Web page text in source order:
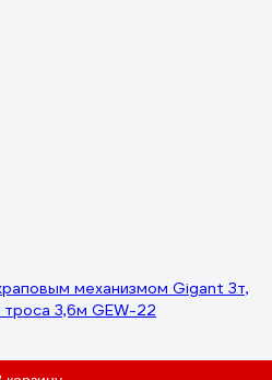
механизмом Gigant 3т,
3,6м GEW-22